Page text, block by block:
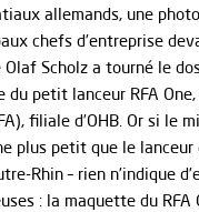
allemands, une
chefs d’entreprise
Olaf Scholz a tourné le
du petit lanceur RFA
filiale d’OHB. Or si le
plus petit que le lanceur
Rhin – rien n’indique
: la maquette du RFA